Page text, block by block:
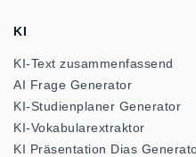
KI
KI-Text zusammenfassend
AI Frage Generator
KI-Studienplaner Generator
KI-Vokabularextraktor
KI Präsentation Dias